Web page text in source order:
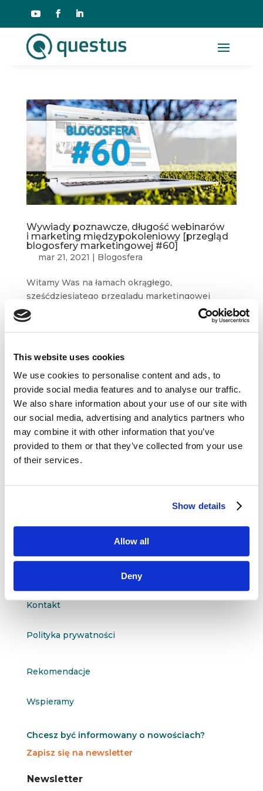
This website uses cookies
We use cookies to personalise content and ads, to
provide social media features and to analyse our traffic.
We also share information about your use of our site with
our social media, advertising and analytics partners who
may combine it with other information that you’ve
provided to them or that they’ve collected from your use
of their services.
Show details
Allow all
Deny
Wywiady poznawcze, długość webinarów
i marketing międzypokoleniowy [przegląd
blogosfery marketingowej #60]
mar 21, 2021 | Blogosfera
Witamy Was na łamach okrągłego,
sześćdziesiątego przeglądu marketingowej
blogosfery! W tej szczególnej odsłonie cyklu
wybraliśmy dla Was 7 artykułów,
Dane kontaktowe
questus
Kontakt
Polityka prywatności
Rekomendacje
Wspieramy
Chcesz być informowany o nowościach?
Zapisz się na newsletter
N
N
Newsletter